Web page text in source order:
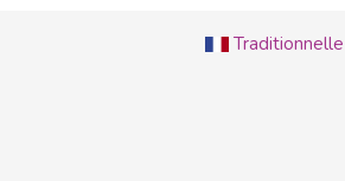
Traditionnelle